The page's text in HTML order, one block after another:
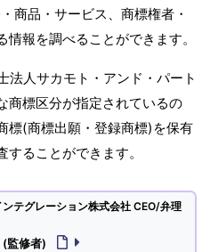
商品・サービス、商標権者・
報を調べることができます。
法人サカモト・アンド・パート
商標区分が指定されているの
標(商標出願・登録商標)を保有
ることができます。
テグレーション株式会社 CEO/弁理
(監修者)